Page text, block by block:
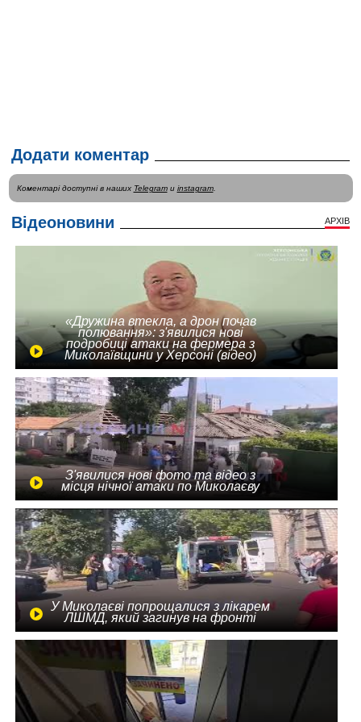
Додати коментар
Коментарі доступні в наших Telegramи instagram.
Відеоновини АРХІВ
«Дружина втекла, а дрон почав
полювання»: з'явилися нові
подробиці атаки на фермера з
Миколаївщини у Херсоні (відео)
З'явилися нові фото та відео з
місця нічної атаки по Миколаєву
У Миколаєві попрощалися з лікарем
ЛШМД, який загинув на фронті